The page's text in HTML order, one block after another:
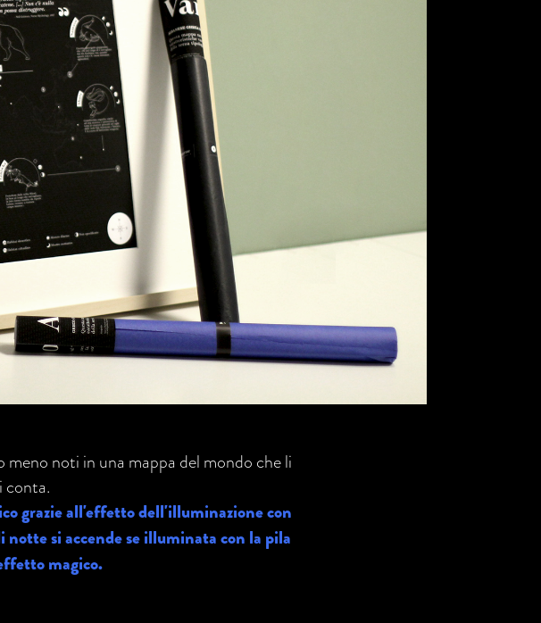
noti in una mappa del mondo che li
conta.
grazie all'effetto dell'illuminazione con
si accende se illuminata con la pila
magico.